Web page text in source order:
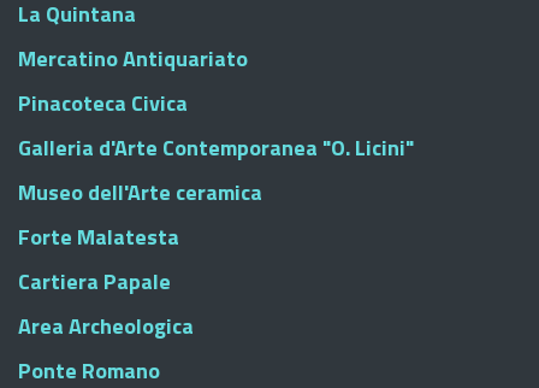
La Quintana
Mercatino Antiquariato
Pinacoteca Civica
Galleria d'Arte Contemporanea "O. Licini"
Museo dell'Arte ceramica
Forte Malatesta
Cartiera Papale
Area Archeologica
Ponte Romano